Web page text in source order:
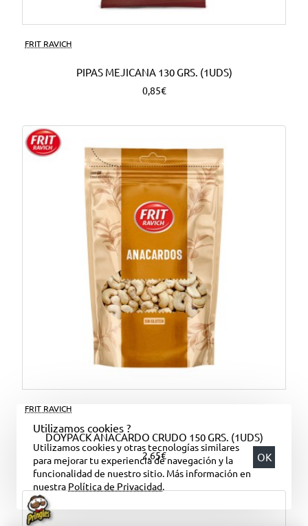
Utilizamos cookies ?
Utilizamos cookies y otras tecnologías similares
para mejorar tu experiencia de navegación y la
funcionalidad de nuestro sitio. Más información en
nuestra Política de Privacidad.
OK
FRIT RAVICH
PIPAS MEJICANA 130 GRS. (1UDS)
0,85€
FRIT RAVICH
DOYPACK ANACARDO CRUDO 150 GRS. (1UDS)
2,65€